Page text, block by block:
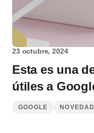
23 octubre, 2024
Esta es una
útiles a
GOOGLE